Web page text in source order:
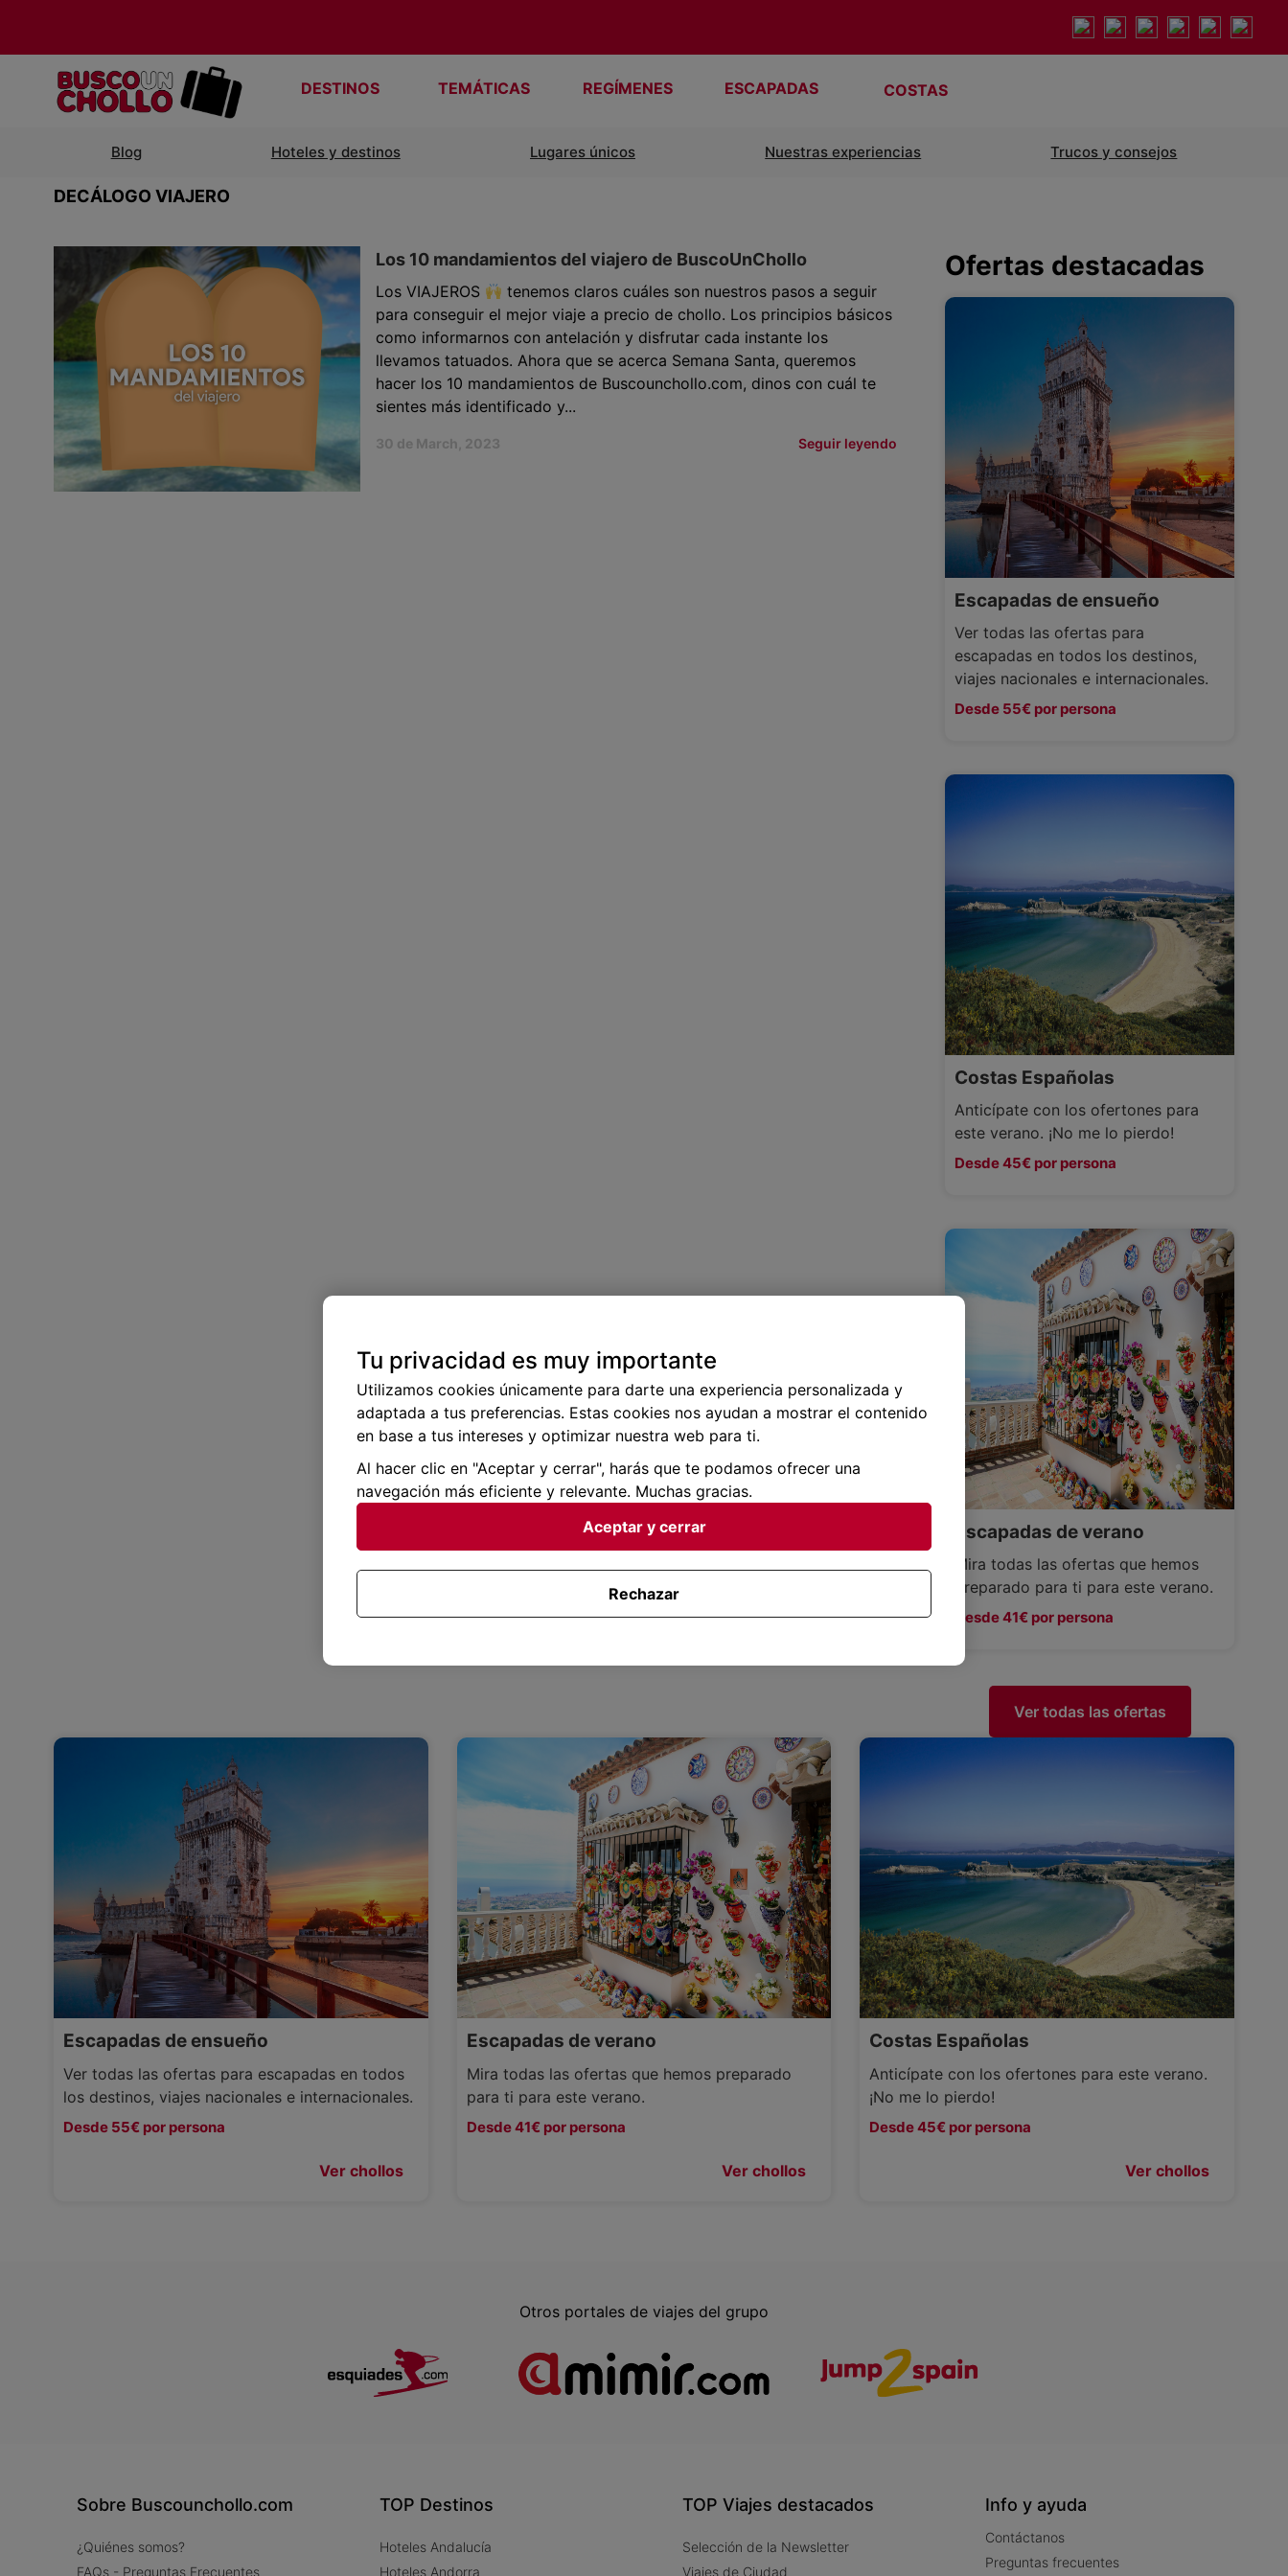
DESTINOS TEMÁTICAS REGÍMENES ESCAPADAS COSTAS
Blog Hoteles y destinos Lugares únicos Nuestras experiencias Trucos y consejos
DECÁLOGO VIAJERO
Los 10 mandamientos del viajero de BuscoUnChollo
Los VIAJEROS
tenemos claros cuáles son nuestros pasos a seguir
para conseguir el mejor viaje a precio de chollo. Los principios básicos
como informarnos con antelación y disfrutar cada instante los
llevamos tatuados. Ahora que se acerca Semana Santa, queremos
hacer los 10 mandamientos de Buscounchollo.com, dinos con cuál te
sientes más identificado y...
30 de March, 2023 Seguir leyendo
Ofertas destacadas
Escapadas de ensueño
Ver todas las ofertas para
escapadas en todos los destinos,
viajes nacionales e internacionales.
Desde 55€ por persona
Costas Españolas
Anticípate con los ofertones para
este verano. ¡No me lo pierdo!
Desde 45€ por persona
Escapadas de verano
Mira todas las ofertas que hemos
preparado para ti para este verano.
Desde 41€ por persona
Ver todas las ofertas
Escapadas de ensueño
Ver todas las ofertas para escapadas en todos
los destinos, viajes nacionales e internacionales.
Desde 55€ por persona
Ver chollos
Escapadas de verano
Mira todas las ofertas que hemos preparado
para ti para este verano.
Desde 41€ por persona
Ver chollos
Costas Españolas
Anticípate con los ofertones para este verano.
¡No me lo pierdo!
Desde 45€ por persona
Ver chollos
Otros portales de viajes del grupo
Sobre Buscounchollo.com
¿Quiénes somos?
FAQs - Preguntas Frecuentes
TOP Destinos
Hoteles Andalucía
Hoteles Andorra
TOP Viajes destacados
Selección de la Newsletter
Viajes de Ciudad
Info y ayuda
Contáctanos
Preguntas frecuentes
Tu privacidad es muy importante
Utilizamos cookies únicamente para darte una experiencia personalizada y
adaptada a tus preferencias. Estas cookies nos ayudan a mostrar el contenido
en base a tus intereses y optimizar nuestra web para ti.
Al hacer clic en "Aceptar y cerrar", harás que te podamos ofrecer una
navegación más eficiente y relevante. Muchas gracias.
Aceptar y cerrar
Rechazar